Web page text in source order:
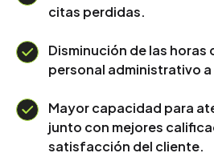
citas perdidas.
Disminución de las horas
personal administrativo
Mayor capacidad para
junto con mejores
satisfacción del cliente.